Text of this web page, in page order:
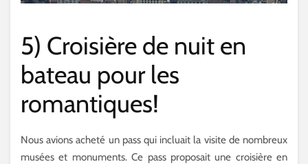
5) Croisière de nuit en
bateau pour les
romantiques!
Nous avions acheté un pass qui incluait la visite de nombreux
musées et monuments. Ce pass proposait une croisière en